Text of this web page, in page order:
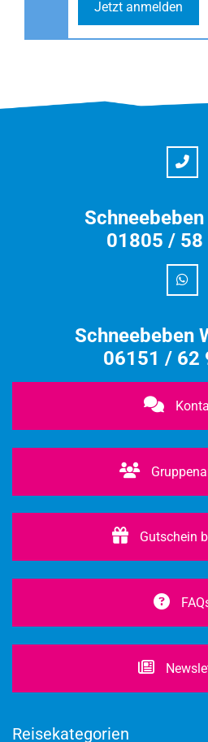
Jetzt anmelden
01805 / 58
Schneebeben
06151 / 62
Gutschein
Reisekategorien